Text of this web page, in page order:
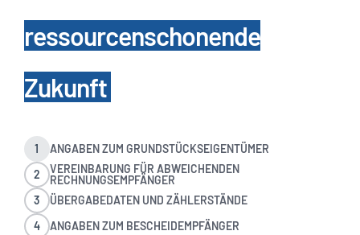
ressourcenschonende
Zukunft
1
ANGABEN ZUM GRUNDSTÜCKSEIGENTÜMER
2
VEREINBARUNG FÜR ABWEICHENDEN
RECHNUNGSEMPFÄNGER
3
ÜBERGABEDATEN UND ZÄHLERSTÄNDE
4
ANGABEN ZUM BESCHEIDEMPFÄNGER